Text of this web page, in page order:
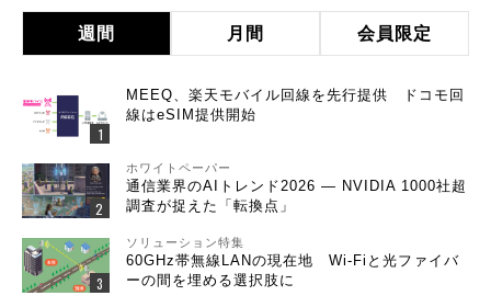
週間 月間 会員限定
MEEQ、楽天モバイル回線を先行提供 ドコモ回
線はeSIM提供開始
ホワイトペーパー
通信業界のAIトレンド2026 ― NVIDIA 1000社超
調査が捉えた「転換点」
ソリューション特集
60GHz帯無線LANの現在地 Wi-Fiと光ファイバ
ーの間を埋める選択肢に